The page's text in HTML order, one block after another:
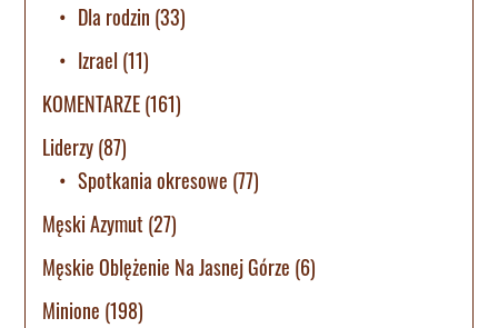
Dla rodzin (33)
Izrael (11)
KOMENTARZE(161)
Liderzy(87)
Spotkania okresowe (77)
Męski Azymut (27)
Męskie Oblężenie Na Jasnej Górze (6)
Minione (198)